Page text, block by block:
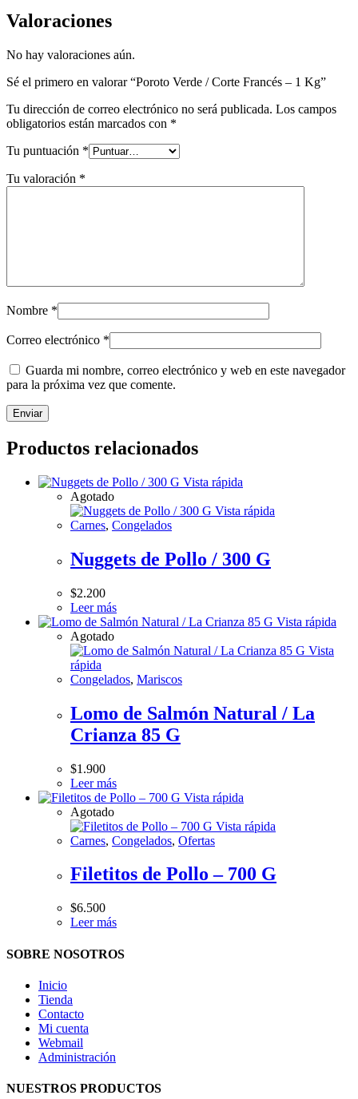
Valoraciones
No hay valoraciones aún.
Sé el primero en valorar “Poroto Verde / Corte Francés – 1 Kg”
Tu dirección de correo electrónico no será publicada. Los campos
obligatorios están marcados con *
Tu puntuación *
Tu valoración *
Nombre *
Correo electrónico *
Guarda mi nombre, correo electrónico y web en este navegador
para la próxima vez que comente.
Productos relacionados
Vista rápida
Agotado
Vista rápida
Carnes, Congelados
Nuggets de Pollo / 300 G
$2.200
Leer más
Vista rápida
Agotado
Vista
rápida
Congelados, Mariscos
Lomo de Salmón Natural / La
Crianza 85 G
$1.900
Leer más
Vista rápida
Agotado
Vista rápida
Carnes, Congelados, Ofertas
Filetitos de Pollo – 700 G
$6.500
Leer más
SOBRE NOSOTROS
Inicio
Tienda
Contacto
Mi cuenta
Webmail
Administración
NUESTROS PRODUCTOS